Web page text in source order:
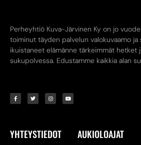
Perheyhtiö Kuva-Järvinen Ky on jo
toiminut täyden palvelun valokuvaamo
ikuistaneet elämänne tärkeimmät hetket
sukupolvessa. Edustamme kaikkia alan
YHTEYSTIEDOT AUKIOLOAJAT